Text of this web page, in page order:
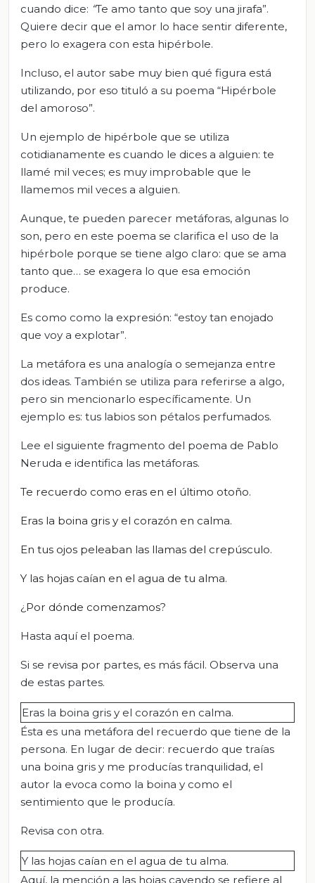
cuando dice: “Te amo tanto que soy una jirafa”.
Quiere decir que el amor lo hace sentir diferente,
pero lo exagera con esta hipérbole.
Incluso, el autor sabe muy bien qué figura está
utilizando, por eso tituló a su poema “Hipérbole
del amoroso”.
Un ejemplo de hipérbole que se utiliza
cotidianamente es cuando le dices a alguien: te
llamé mil veces; es muy improbable que le
llamemos mil veces a alguien.
Aunque, te pueden parecer metáforas, algunas lo
son, pero en este poema se clarifica el uso de la
hipérbole porque se tiene algo claro: que se ama
tanto que… se exagera lo que esa emoción
produce.
Es como como la expresión: “estoy tan enojado
que voy a explotar”.
La metáfora es una analogía o semejanza entre
dos ideas. También se utiliza para referirse a algo,
pero sin mencionarlo específicamente. Un
ejemplo es: tus labios son pétalos perfumados.
Lee el siguiente fragmento del poema de Pablo
Neruda e identifica las metáforas.
Te recuerdo como eras en el último otoño.
Eras la boina gris y el corazón en calma.
En tus ojos peleaban las llamas del crepúsculo.
Y las hojas caían en el agua de tu alma.
¿Por dónde comenzamos?
Hasta aquí el poema.
Si se revisa por partes, es más fácil. Observa una
de estas partes.
Eras la boina gris y el corazón en calma.
Ésta es una metáfora del recuerdo que tiene de la
persona. En lugar de decir: recuerdo que traías
una boina gris y me producías tranquilidad, el
autor la evoca como la boina y como el
sentimiento que le producía.
Revisa con otra.
Y las hojas caían en el agua de tu alma.
Aquí, la mención a las hojas cayendo se refiere al